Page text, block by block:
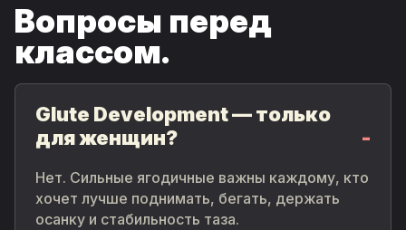
Вопросы перед
классом.
Glute Development — только
для женщин?
Нет. Сильные ягодичные важны каждому, кто
хочет лучше поднимать, бегать, держать
осанку и стабильность таза.